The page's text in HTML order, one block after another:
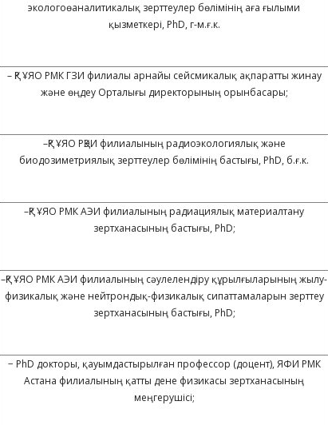
экологоөаналитикалық зерттеулер бөлімінің аға ғылыми
қызметкері, PhD, г-м.ғ.к.
– ҚР ҰЯО РМК ГЗИ филиалы арнайы сейсмикалық ақпаратты жинау
және өңдеу Орталығы директорының орынбасары;
–ҚР ҰЯО РҚЭИ филиалының радиоэкологиялық және
биодозиметриялық зерттеулер бөлімінің бастығы, PhD, б.ғ.к.
–ҚР ҰЯО РМК АЭИ филиалының радиациялық материалтану
зертханасының бастығы, PhD;
–ҚР ҰЯО РМК АЭИ филиалының сәулелендіру құрылғыларының жылу-
физикалық және нейтрондық-физикалық сипаттамаларын зерттеу
зертханасының бастығы, PhD;
− PhD докторы, қауымдастырылған профессор (доцент), ЯФИ РМК
Астана филиалының қатты дене физикасы зертханасының
меңгерушісі;